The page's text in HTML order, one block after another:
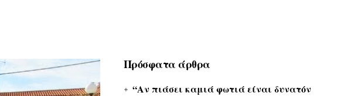
Πρόσφατα άρθρα
“Αν πιάσει καμιά φωτιά είναι δυνατόν